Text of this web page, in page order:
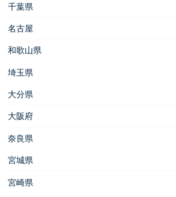
千葉県
名古屋
和歌山県
埼玉県
大分県
大阪府
奈良県
宮城県
宮崎県